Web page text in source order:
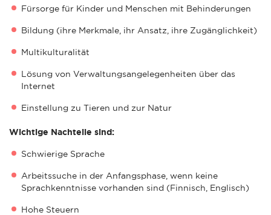
Fürsorge für Kinder und Menschen mit Behinderungen
Bildung (ihre Merkmale, ihr Ansatz, ihre Zugänglichkeit)
Multikulturalität
Lösung von Verwaltungsangelegenheiten über das
Internet
Einstellung zu Tieren und zur Natur
Wichtige Nachteile sind:
Schwierige Sprache
Arbeitssuche in der Anfangsphase, wenn keine
Sprachkenntnisse vorhanden sind (Finnisch, Englisch)
Hohe Steuern